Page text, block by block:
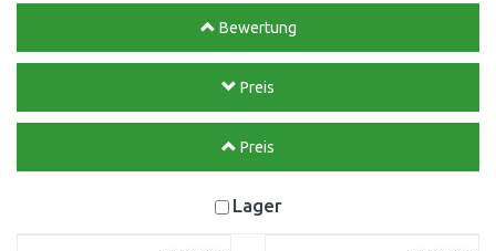
Bewertung
Preis
Preis
Lager